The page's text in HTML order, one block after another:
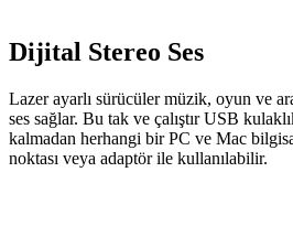
Dijital Stereo Ses
Lazer ayarlı sürücüler müzik, oyun ve
ses sağlar. Bu tak ve çalıştır USB
kalmadan herhangi bir PC ve Mac
noktası veya adaptör ile kullanılabilir.